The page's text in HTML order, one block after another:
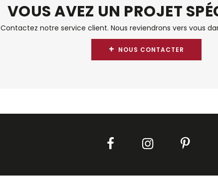
VOUS AVEZ UN PROJET
Contactez notre service client. Nous reviendrons vers vous
+ NOUS CONTACTER